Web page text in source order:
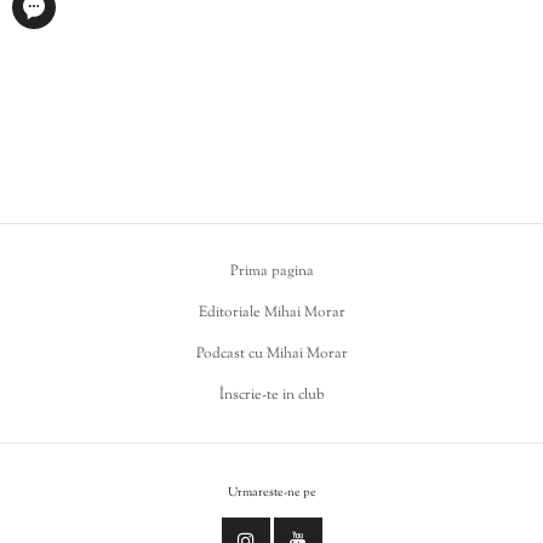
Prima pagina
Editoriale Mihai Morar
Podcast cu Mihai Morar
Înscrie-te in club
Urmareste-ne pe